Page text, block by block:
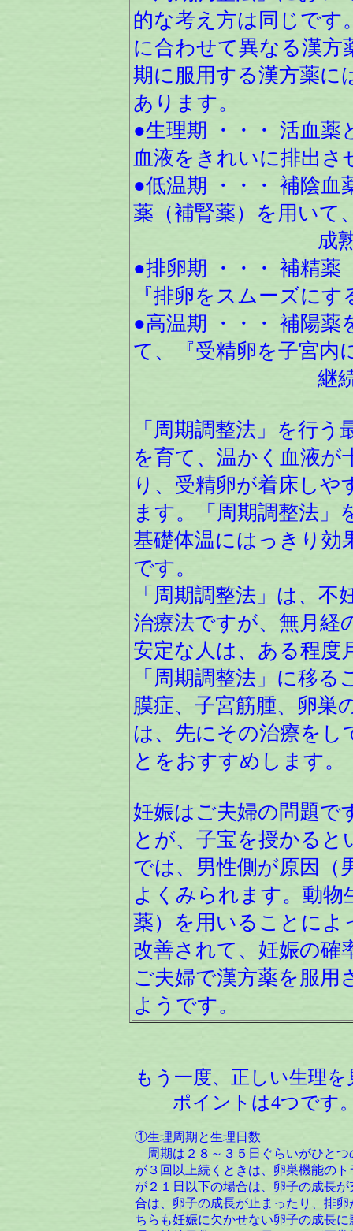
的な考え方は同じです
に合わせて異なる漢方
期に服用する漢方薬に
あります。
●生理期 ・・・ 活血薬
血液をきれいに排出さ
●低温期 ・・・ 補陰血
薬（補腎薬）を用いて
成熟卵胞を
●排卵期 ・・・ 補精薬
『排卵をスムーズにす
●高温期 ・・・ 補陽薬
て、『受精卵を子宮内
継続できる
「周期調整法」を行
を育て、温かく血液が
り、受精卵が着床し
ます。「周期調整法」
基礎体温にはっきり効
です。
「周期調整法」は、
治療法ですが、無月経
安定な人は、ある程度
「周期調整法」に移
膜症、子宮筋腫、卵巣
は、先にその治療をし
とをおすすめします。
妊娠はご夫婦の問題で
とが、子宝を授かる
では、男性側が原因（
よくみられます。動物
薬）を用いることによ
改善されて、妊娠の確
ご夫婦で漢方薬を服用
ようです。
もう一度、正しい生理
ポイントは4つです
①生理周期と生理日数
周期は２８～３５日ぐらいがひと
が３回以上続くときは、卵巣機能の
が２１日以下の場合は、卵子の成長
合は、卵子の成長が止まったり、排
ちらも妊娠に欠かせない卵子の成長